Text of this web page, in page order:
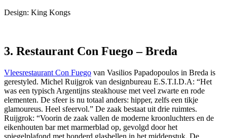
Design: King Kongs
3. Restaurant Con Fuego – Breda
Vleesrestaurant Con Fuego van Vasilios Papadopoulos in Breda is
gerestyled. Michel Ruijgrok van designbureau E.S.T.I.D.A: “Het
was een typisch Argentijns steakhouse met veel zwarte en rode
elementen. De sfeer is nu totaal anders: hipper, zelfs een tikje
glamoureus. Heel sfeervol.” De zaak bestaat uit drie ruimtes.
Ruijgrok: “Voorin de zaak vallen de moderne kroonluchters en de
eikenhouten bar met marmerblad op, gevolgd door het
spiegelplafond met honderd glasbellen in het middenstuk. De